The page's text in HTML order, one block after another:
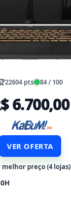
22604 pts 84 / 100
6.700,00
VER OFERTA
melhor preço (4 lojas)